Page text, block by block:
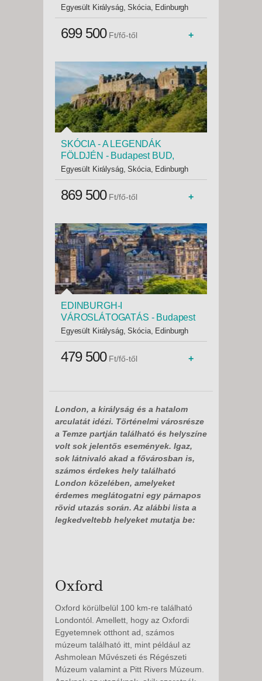
Egyesült Királyság, Skócia, Edinburgh
699 500 Ft/fő-től +
SKÓCIA - A LEGENDÁK
FÖLDJÉN - Budapest BUD,
Repülő 3*
Egyesült Királyság, Skócia, Edinburgh
869 500 Ft/fő-től +
EDINBURGH-I
VÁROSLÁTOGATÁS - Budapest
BUD, Repülő 3*
Egyesült Királyság, Skócia, Edinburgh
479 500 Ft/fő-től +
London, a királyság és a hatalom
arculatát idézi. Történelmi városrésze
a Temze partján található és helyszíne
volt sok jelentős események. Igaz,
sok látnivaló akad a fővárosban is,
számos érdekes hely található
London közelében, amelyeket
érdemes meglátogatni egy párnapos
rövid utazás során. Az alábbi lista a
legkedveltebb helyeket mutatja be:
Oxford
Oxford körülbelül 100 km-re található
Londontól. Amellett, hogy az Oxfordi
Egyetemnek otthont ad, számos
múzeum található itt, mint például az
Ashmolean Művészeti és Régészeti
Múzeum valamint a Pitt Rivers Múzeum.